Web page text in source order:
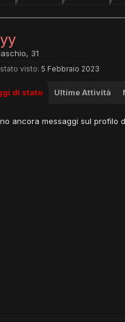
31
visto: 5 Febbraio 2023
di stato Ultime Attività
ancora messaggi sul profilo